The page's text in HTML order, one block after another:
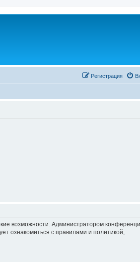
Регистрация
возможности. Администратором
ознакомиться с правилами и политикой,